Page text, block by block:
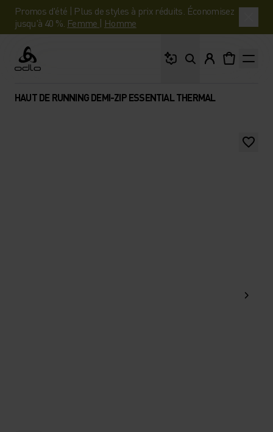
Promos d'été | Plus de styles à prix réduits. Économisez
jusqu'à 40 %. Femme | Homme
Odlo
HAUT DE RUNNING DEMI-ZIP ESSENTIAL THERMAL